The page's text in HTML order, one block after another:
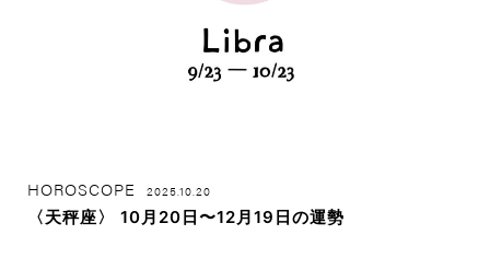
HOROSCOPE 2025.10.20
〈天秤座〉 10月20日〜12月19日の運勢